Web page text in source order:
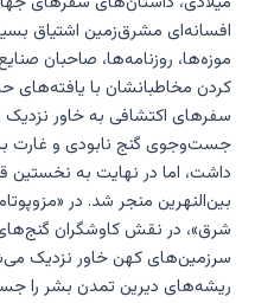
افسانه‌ای مشرق‌زمین اشتیاق
موزه‌ها، روزنامه‌ها، صاحبان
کردن مخاطبانشان با یافته‌های
سفرهای اکتشافی به خاور نزدیک
جست‌وجوی گنج نابودی و غارت
داشت، اما در نهایت به
بین‌النهرین منجر شد. در
شرق»، در نقش کاوشگران
سرزمین‌های کهن خاور نزدیک
ریشه‌های دیرین تمدن بشر را